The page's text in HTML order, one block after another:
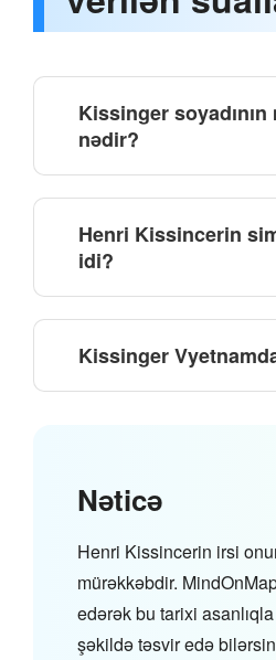
Kissinger
nədir?
Henri Kissincerin
idi?
Kissinger
Nəticə
Henri Kissincerin irsi
mürəkkəbdir.
edərək bu tarixi
şəkildə təsvir edə